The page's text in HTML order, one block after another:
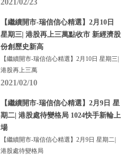
2021/02/23
【繼續開市-瑞信信心精選】2月10日
星期三| 港股再上三萬點收市 新經濟股
份創歷史新高
【繼續開市-瑞信信心精選】2月10日 星期三|
港股再上三萬
2021/02/10
【繼續開市-瑞信信心精選】2月9日 星
期二| 港股處待變格局 1024快手新輪上
場
【繼續開市-瑞信信心精選】2月9日 星期二|
港股處待變格局